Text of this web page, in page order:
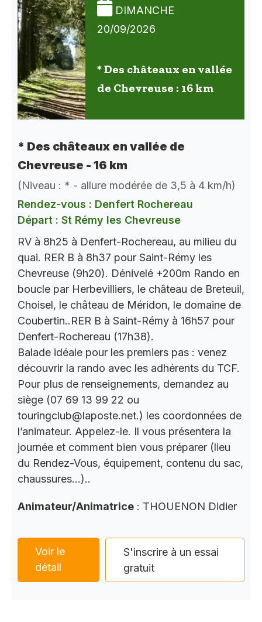
DIMANCHE
20/09/2026
* Des châteaux en vallée
de Chevreuse : 16 km
* Des châteaux en vallée de
Chevreuse - 16 km
(Niveau : * - allure modérée de 3,5 à 4 km/h)
Rendez-vous : Denfert Rochereau
Départ : St Rémy les Chevreuse
RV à 8h25 à Denfert-Rochereau, au milieu du
quai. RER B à 8h37 pour Saint-Rémy les
Chevreuse (9h20). Dénivelé +200m Rando en
boucle par Herbevilliers, le château de Breteuil,
Choisel, le château de Méridon, le domaine de
Coubertin..RER B à Saint-Rémy à 16h57 pour
Denfert-Rochereau (17h38).
Balade idéale pour les premiers pas : venez
découvrir la rando avec les adhérents du TCF.
Pour plus de renseignements, demandez au
siège (07 69 13 99 22 ou
touringclub@laposte.net.) les coordonnées de
l’animateur. Appelez-le. Il vous présentera la
journée et comment bien vous préparer (lieu
du Rendez-Vous, équipement, contenu du sac,
chaussures…)..
Animateur/Animatrice : THOUENON Didier
Voir le
détail
S'inscrire à un essai
gratuit